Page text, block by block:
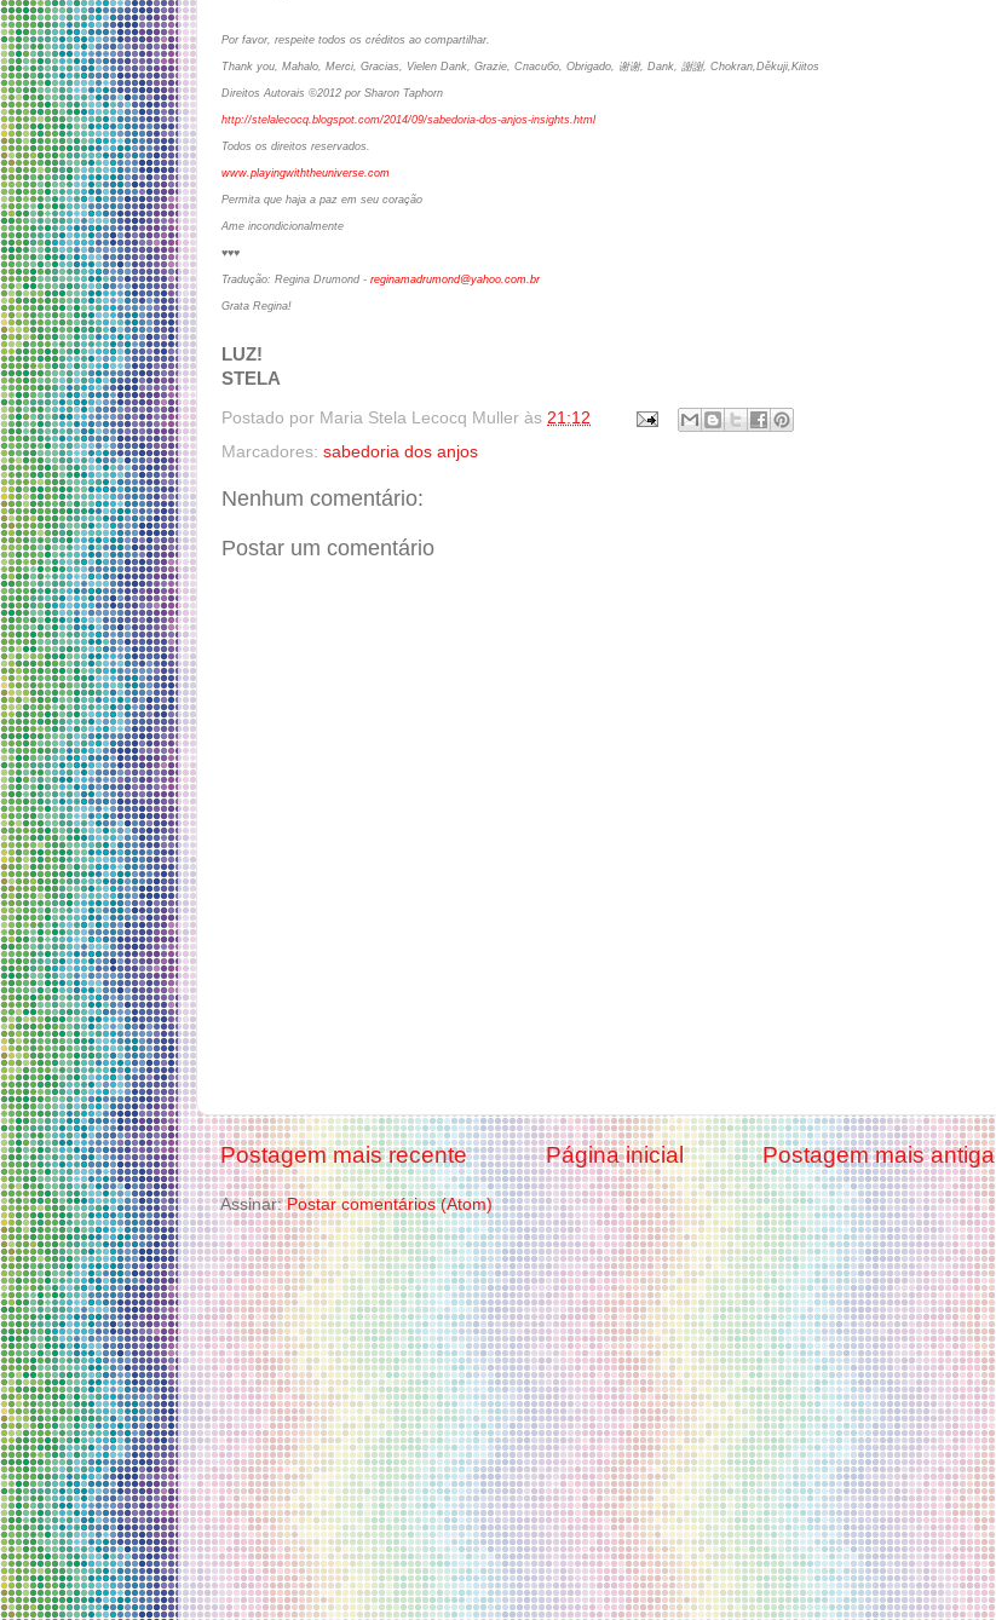
Por favor, respeite todos os créditos ao compartilhar.
Thank you, Mahalo, Merci, Gracias, Vielen Dank, Grazie, Спасибо, Obrigado, 谢谢, Dank, 謝謝, Chokran,Děkuji,Kiitos
Direitos Autorais ©2012 por Sharon Taphorn
http://stelalecocq.blogspot.com/2014/09/sabedoria-dos-anjos-insights.html
Todos os direitos reservados.
www.playingwiththeuniverse.com
Permita que haja a paz em seu coração
Ame incondicionalmente
♥♥♥
Tradução: Regina Drumond - reginamadrumond@yahoo.com.br
Grata Regina!
LUZ!
STELA
Postado por Maria Stela Lecocq Muller às 21:12
Marcadores: sabedoria dos anjos
Nenhum comentário:
Postar um comentário
Postagem mais recente Postagem mais antiga
Página inicial
Assinar:Postar comentários (Atom)